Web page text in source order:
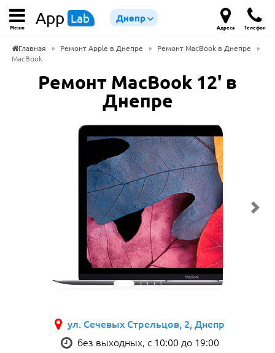
Меню App Lab Днепр
Адреса Телефон
Главная » Ремонт Apple в Днепре » Ремонт MacBook в Днепре
»
MacBook
Ремонт MacBook 12' в
Днепре
ул. Сечевых Стрельцов, 2, Днепр
без выходных, с 10:00 до 19:00